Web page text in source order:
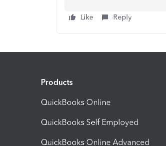
Like Reply
Products
QuickBooks Online
QuickBooks Self Employed
QuickBooks Online Advanced